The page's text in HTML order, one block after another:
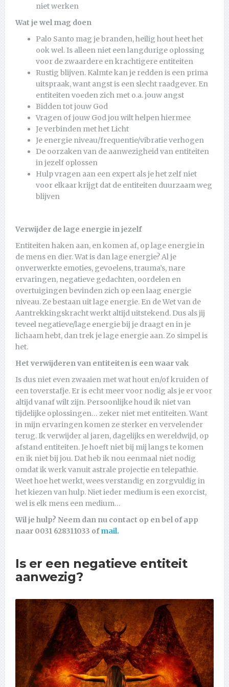
niet werken
Wat je wel mag doen
Palo Santo mag je branden, heilig hout heet het
ook wel. Is alleen niet een langdurige oplossing
voor de zwaardere en krachtigere entiteiten
Rustig blijven. Kalmte kan je redden is een prima
uitspraak, want angst is een slecht raadgever. En
entiteiten voeden zich met o.a. jouw angst
Bidden tot jouw God
Vragen of jouw God jou wilt helpen hiermee
Je verbinden met het Licht
Je energie niveau/frequentie/vibratie verhogen
De oorzaken van de aanwezigheid van entiteiten
in jezelf oplossen
Hulp vragen aan een expert als je het zelf niet
voor elkaar krijgt dat de entiteiten duurzaam weg
blijven
Verwijder de lage energie in jezelf
Entiteiten haken aan, en komen af, op lage energie in
de mens en dier. Wat is dan lage energie? Al je
onverwerkte emoties, gevoelens, trauma’s, nare
ervaringen, negatieve gedachten, oordelen en
overtuigingen bevinden zich op een laag energie
niveau. Ze bestaan uit lage energie. En de Wet van de
Aantrekkingskracht werkt altijd uitstekend. Dus als jij
teveel negatieve/lage energie bij je draagt en in je
lichaam hebt, dan trek je lage energie aan. Zo simpel is
het.
Het verwijderen van entiteiten is een waar vak
Is dus niet even zwaaien met wat hout en/of kruiden of
een toverstafje. Er is echt meer voor nodig als je er voor
altijd vanaf wilt zijn. Persoonlijke houd ik niet van
tijdelijke oplossingen… zeker niet met entiteiten. Want
in mijn ervaringen komen ze sterker en vervelender
terug. Ik verwijder al jaren, dagelijks en wereldwijd, op
afstand entiteiten. Je hoeft niet bij mij langs te komen
en ik niet bij jou. Dat heb ik nou eenmaal niet nodig
omdat ik werk vanuit astrale projectie en telepathie.
Weet hoe het werkt, wees verstandig en zorgvuldig in
het kiezen van hulp. Niet ieder medium is een exorcist,
wel is elk mens een medium…
Wil je hulp? Neem dan nu contact op en bel of app
naar 0031 628311033 ofmail.
Is er een negatieve entiteit
aanwezig?